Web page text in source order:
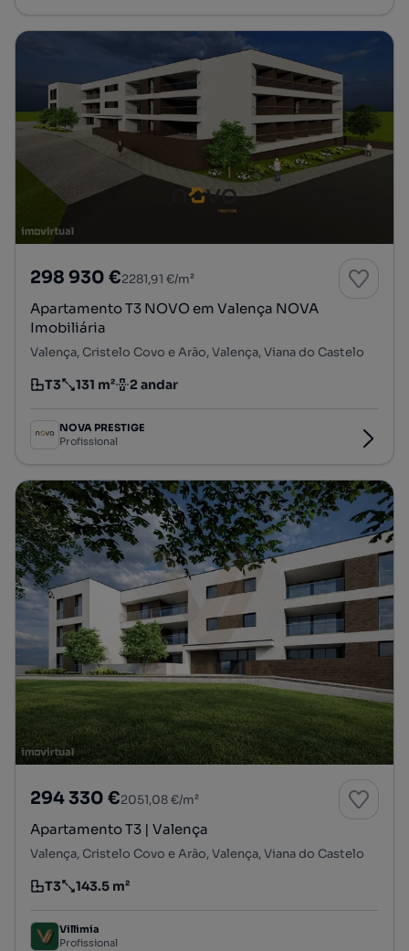
298 930 €2281,91 €/m²
Apartamento T3 NOVO em Valença NOVA
Imobiliária
Valença, Cristelo Covo e Arão, Valença, Viana do Castelo
Tipologia
T3
Preço por metro quadrado
131 m²
Andar 2 andar
NOVA PRESTIGE
Profissional
294 330 €2051,08 €/m²
Apartamento T3 | Valença
Valença, Cristelo Covo e Arão, Valença, Viana do Castelo
Tipologia
T3
Preço por metro quadrado
143.5 m²
Villimia
Profissional